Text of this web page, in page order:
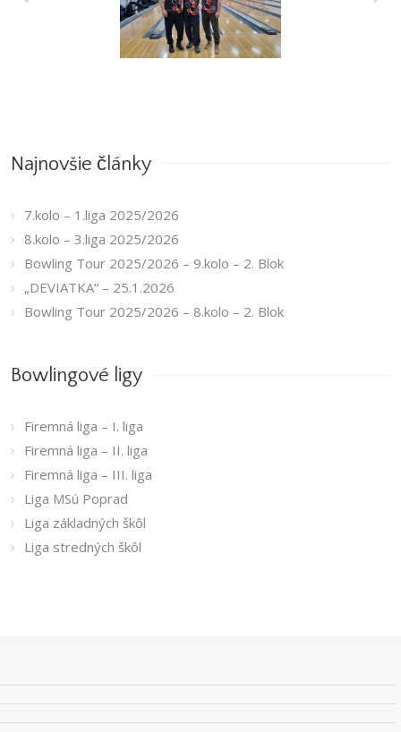
7.kolo – 1.liga
Najnovšie články
7.kolo – 1.liga 2025/2026
8.kolo – 3.liga 2025/2026
Bowling Tour 2025/2026 – 9.kolo – 2. Blok
„DEVIATKA“ – 25.1.2026
Bowling Tour 2025/2026 – 8.kolo – 2. Blok
Bowlingové ligy
Firemná liga – I. liga
Firemná liga – II. liga
Firemná liga – III. liga
Liga MSú Poprad
Liga základných škôl
Liga stredných škôl